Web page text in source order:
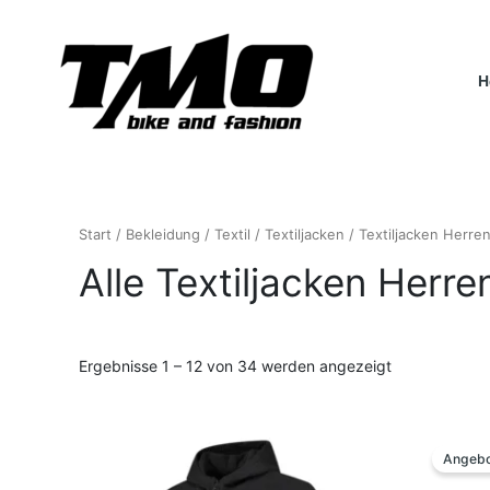
Start / Bekleidung / Textil / Textiljacken / Textiljacken Herren
Alle Textiljacken
Ergebnisse 1 – 12 von 34 werden angezeigt
Dieses
Produkt
weist